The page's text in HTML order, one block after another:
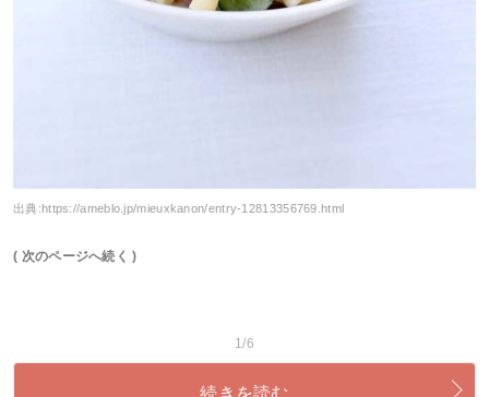
出典:https://ameblo.jp/mieuxkanon/entry-12813356769.html
( 次のページへ続く )
1/6
続きを読む